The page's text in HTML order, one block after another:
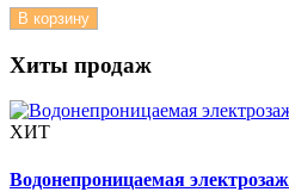
В корзину
Хиты продаж
ХИТ
Водонепроницаемая